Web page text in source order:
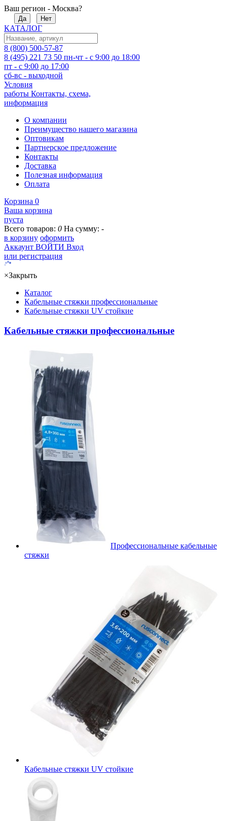
Ваш регион - Москва?
Да Нет
КАТАЛОГ
8 (800) 500-57-87
8 (495) 221 73 50 пн-чт - с 9:00 до 18:00
пт - с 9:00 до 17:00
сб-вс - выходной
Условия
работы Контакты, схема,
информация
О компании
Преимущество нашего магазина
Оптовикам
Партнерское предложение
Контакты
Доставка
Полезная информация
Оплата
Корзина 0
Ваша корзина
пуста
Всего товаров: 0 На сумму: -
в корзину оформить
Аккаунт ВОЙТИ Вход
или регистрация
×Закрыть
Каталог
Кабельные стяжки профессиональные
Кабельные стяжки UV стойкие
Кабельные стяжки профессиональные
Профессиональные кабельные
стяжки
Кабельные стяжки UV стойкие